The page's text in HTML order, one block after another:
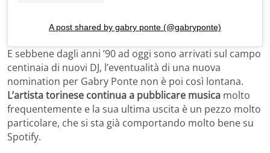
A post shared by gabry ponte (@gabryponte)
E sebbene dagli anni ’90 ad oggi sono arrivati sul campo
centinaia di nuovi DJ, l’eventualità di una nuova
nomination per Gabry Ponte non è poi così lontana.
L’artista torinese continua a pubblicare musica molto
frequentemente e la sua ultima uscita è un pezzo molto
particolare, che si sta già comportando molto bene su
Spotify.